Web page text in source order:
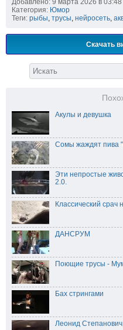
Категория: Юмор
Теги: рыбы трусы нейросеть
Скачать
Акулы и девушка
Сомы жаждят пива
Эти непростые
2.0.
Классический срач
ДАНСРУМ
Поющие трусы -
Бах стрингами
Леонид